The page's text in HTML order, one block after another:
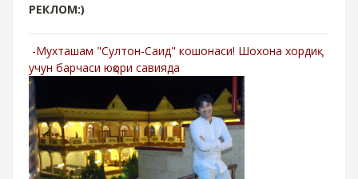
РЕКЛОМ:)
-Мухташам "Султон-Саид" кошонаси! Шохона хордиқ
учун барчаси юқори савияда